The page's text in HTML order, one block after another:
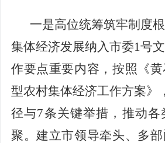
一是高位统筹筑牢制度根
集体经济发展纳入市委1号
作要点重要内容 ， 按照 《
型农村集体经济工作方案》
径与7条关键举措，推动各
聚。建立市领导牵头、多